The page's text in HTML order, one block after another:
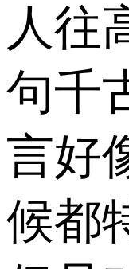
人往
句千
言好
候都